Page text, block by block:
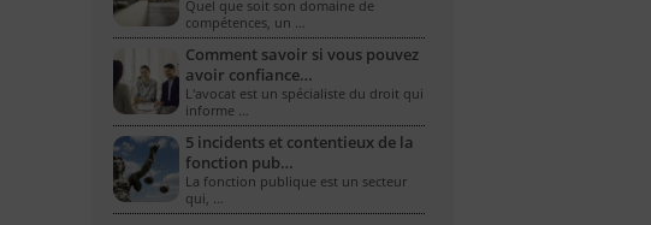
Quel que soit son domaine de
compétences, un …
Comment savoir si vous pouvez
avoir confiance…
L'avocat est un spécialiste du droit qui
informe …
5 incidents et contentieux de la
fonction pub…
La fonction publique est un secteur
qui, …